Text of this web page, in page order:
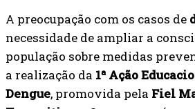
A preocupação com os casos de
necessidade de ampliar a
população sobre medidas
a realização da 1ª Ação
Dengue, promovida pela Fiel